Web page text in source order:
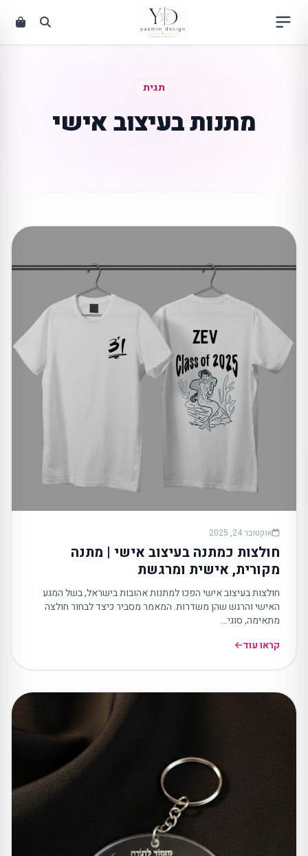
לתוכן
תגית
מתנות בעיצוב אישי
אוקטובר 24, 2025
חולצות כמתנה בעיצוב אישי | מתנה
מקורית, אישית ומרגשת
חולצות בעיצוב אישי הפכו למתנות אהובות בישראל, בשל המגע
האישי והרגש שהן משדרות. המאמר מסביר כיצד לבחור חולצה
מתאימה, סוגי…
קראו עוד